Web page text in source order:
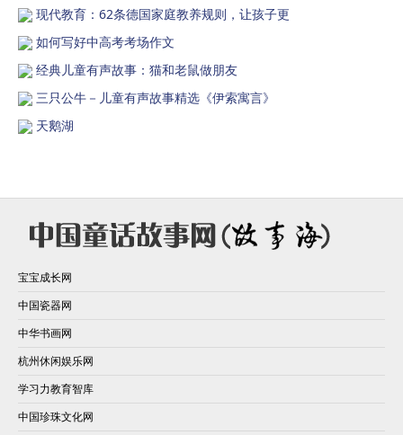
现代教育：62条德国家庭教养规则，让孩子更
如何写好中高考考场作文
经典儿童有声故事：猫和老鼠做朋友
三只公牛－儿童有声故事精选《伊索寓言》
天鹅湖
宝宝成长网
中国瓷器网
中华书画网
杭州休闲娱乐网
学习力教育智库
中国珍珠文化网